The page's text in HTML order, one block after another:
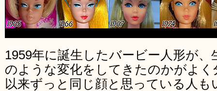
1959年に誕生したバービー人形が
のような変化をしてきたのかがよ
以来ずっと同じ顔と思っている人